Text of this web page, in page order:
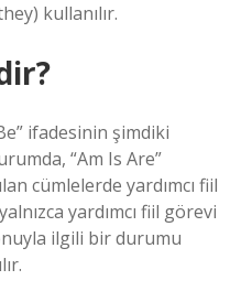
kullanılır.
ifadesinin şimdiki
“Am Is Are”
cümlelerde yardımcı fiil
yardımcı fiil görevi
ilgili bir durumu